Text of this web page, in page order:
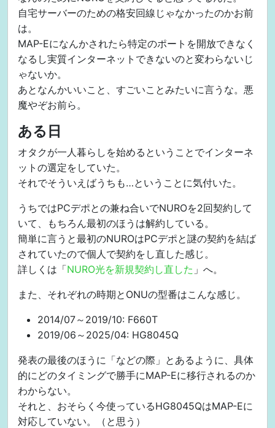
自宅サーバーのための格安回線じゃなかったのかお前
は。
MAP-Eになんかされたら特定のポートを開放できなく
なるし実質インターネットできないのと変わらないじ
ゃないか。
あとなんかいいこと、すごいことみたいに言うな。悪
魔やぞお前ら。
ある日
オタクが一人暮らしを始めるということでインターネ
ットの選定をしていた。
それでそういえばうちも…ということに気付いた。
うちではPCデポとの兼ね合いでNUROを2回契約して
いて、もちろん最初のほうは解約している。
簡単に言うと最初のNUROはPCデポと謎の契約を結ば
されていたので個人で契約をし直した感じ。
詳しくは「NURO光を新規契約し直した 」へ。
また、それぞれの時期とONUの型番はこんな感じ。
2014/07～2019/10: F660T
2019/06～2025/04: HG8045Q
発表の最後のほうに「などの際」とあるように、具体
的にどのタイミングで勝手にMAP-Eに移行されるのか
わからない。
それと、おそらく今使っているHG8045QはMAP-Eに
対応していない。（と思う）